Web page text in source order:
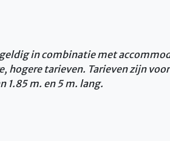
in combinatie met
hogere tarieven. Tarieven zijn voor
1.85 m. en 5 m. lang.